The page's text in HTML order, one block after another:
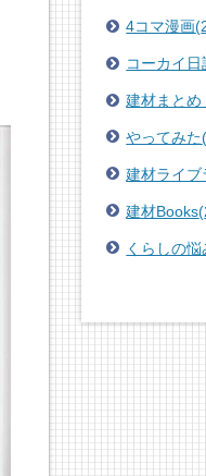
4コマ漫画(
コーカイ日
建材まとめ
やってみた
建材ライブ
建材Books(
くらしの